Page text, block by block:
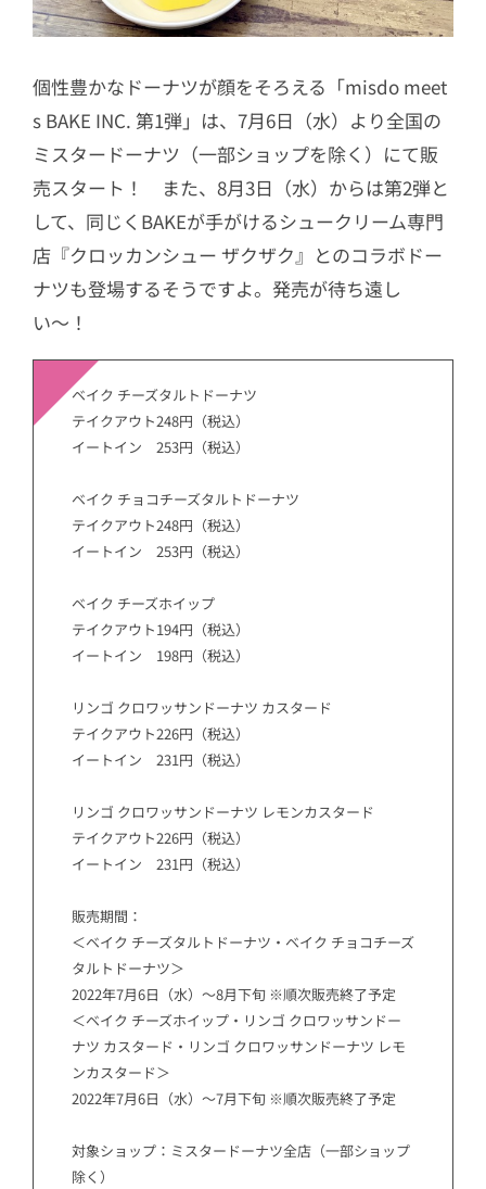
個性豊かなドーナツが顔をそろえる「misdo meet
s BAKE INC. 第1弾」は、 7月6日（水）より全国の
ミスタードーナツ（一部ショップを除く）にて販
売スタート！ また、8月3日（水）からは第2弾と
して、同じくBAKEが手がけるシュークリーム専門
店『クロッカンシュー ザクザク』とのコラボドー
ナツも登場するそうですよ。発売が待ち遠し
い〜！
ベイク チーズタルトドーナツ
テイクアウト248円（税込）
イートイン 253円（税込）
ベイク チョコチーズタルトドーナツ
テイクアウト248円（税込）
イートイン 253円（税込）
ベイク チーズホイップ
テイクアウト194円（税込）
イートイン 198円（税込）
リンゴ クロワッサンドーナツ カスタード
テイクアウト226円（税込）
イートイン 231円（税込）
リンゴ クロワッサンドーナツ レモンカスタード
テイクアウト226円（税込）
イートイン 231円（税込）
販売期間：
＜ベイク チーズタルトドーナツ・ベイク チョコチーズ
タルトドーナツ＞
2022年7月6日（水）～8月下旬 ※順次販売終了予定
＜ベイク チーズホイップ・リンゴ クロワッサンドー
ナツ カスタード・リンゴ クロワッサンドーナツ レモ
ンカスタード＞
2022年7月6日（水）～7月下旬 ※順次販売終了予定
対象ショップ：ミスタードーナツ全店（一部ショップ
除く）